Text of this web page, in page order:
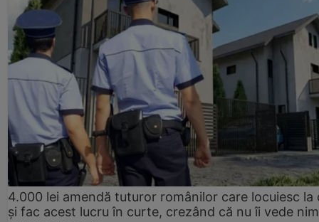
4.000 lei amendă tuturor românilor care locuiesc la
și fac acest lucru în curte, crezând că nu îi vede